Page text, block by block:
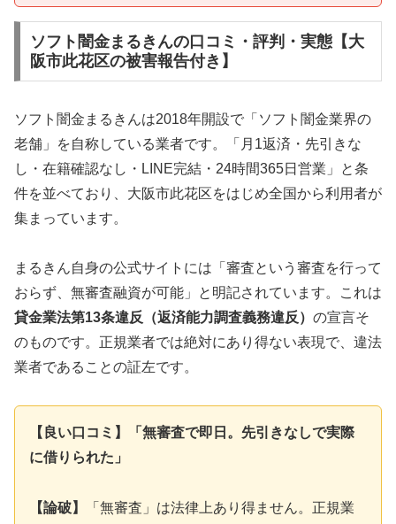
ソフト闇金まるきんの口コミ・評判・実態【大
阪市此花区の被害報告付き】
ソフト闇金まるきんは2018年開設で「ソフト闇金業界の
老舗」を自称している業者です。「月1返済・先引きな
し・在籍確認なし・LINE完結・24時間365日営業」と条
件を並べており、大阪市此花区をはじめ全国から利用者が
集まっています。
まるきん自身の公式サイトには「審査という審査を行って
おらず、無審査融資が可能」と明記されています。これは
貸金業法第13条違反（返済能力調査義務違反） の宣言そ
のものです。正規業者では絶対にあり得ない表現で、違法
業者であることの証左です。
【良い口コミ】「無審査で即日。先引きなしで実際
に借りられた」
【論破】
「無審査」は法律上あり得ません。正規業